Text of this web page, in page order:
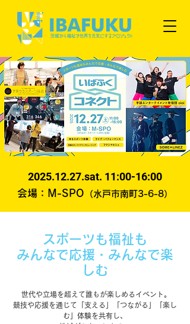
2025.12.27.sat. 11:00-16:00
会場：M-SPO （水戸市南町3-6-8）
スポーツも福祉も
みんなで応援・みんなで楽
しむ
世代や立場を超えて誰もが楽しめるイベント。
競技や応援を通じて「支える」「つながる」「楽し
む」体験を共有し、